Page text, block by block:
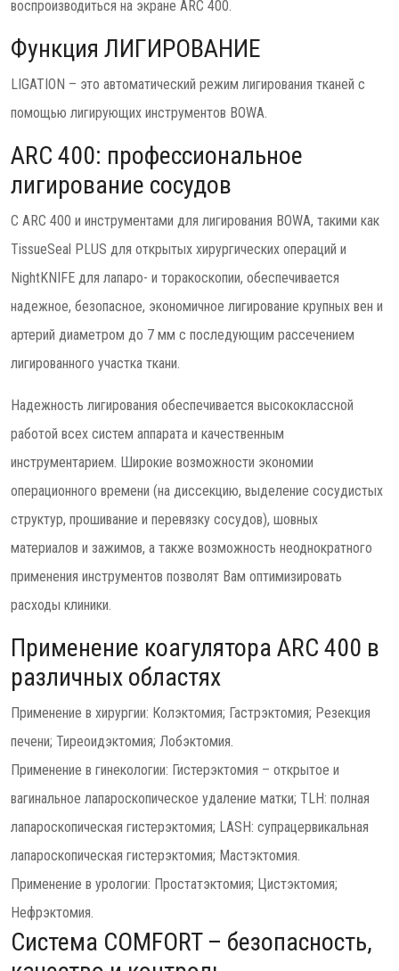
воспроизводиться на экране ARC 400.
Функция ЛИГИРОВАНИЕ
LIGATION – это автоматический режим лигирования тканей с
помощью лигирующих инструментов BOWA.
ARC 400: профессиональное
лигирование сосудов
С ARC 400 и инструментами для лигирования BOWA, такими как
TissueSeal PLUS для открытых хирургических операций и
NightKNIFE для лапаро- и торакоскопии, обеспечивается
надежное, безопасное, экономичное лигирование крупных вен и
артерий диаметром до 7 мм с последующим рассечением
лигированного участка ткани.
Надежность лигирования обеспечивается высококлассной
работой всех систем аппарата и качественным
инструментарием. Широкие возможности экономии
операционного времени (на диссекцию, выделение сосудистых
структур, прошивание и перевязку сосудов), шовных
материалов и зажимов, а также возможность неоднократного
применения инструментов позволят Вам оптимизировать
расходы клиники.
Применение коагулятора ARC 400 в
различных областях
Применение в хирургии: Колэктомия; Гастрэктомия; Резекция
печени; Тиреоидэктомия; Лобэктомия.
Применение в гинекологии: Гистерэктомия – открытое и
вагинальное лапароскопическое удаление матки; TLH: полная
лапароскопическая гистерэктомия; LASH: супрацервикальная
лапароскопическая гистерэктомия; Мастэктомия.
Применение в урологии: Простатэктомия; Цистэктомия;
Нефрэктомия.
Система COMFORT – безопасность,